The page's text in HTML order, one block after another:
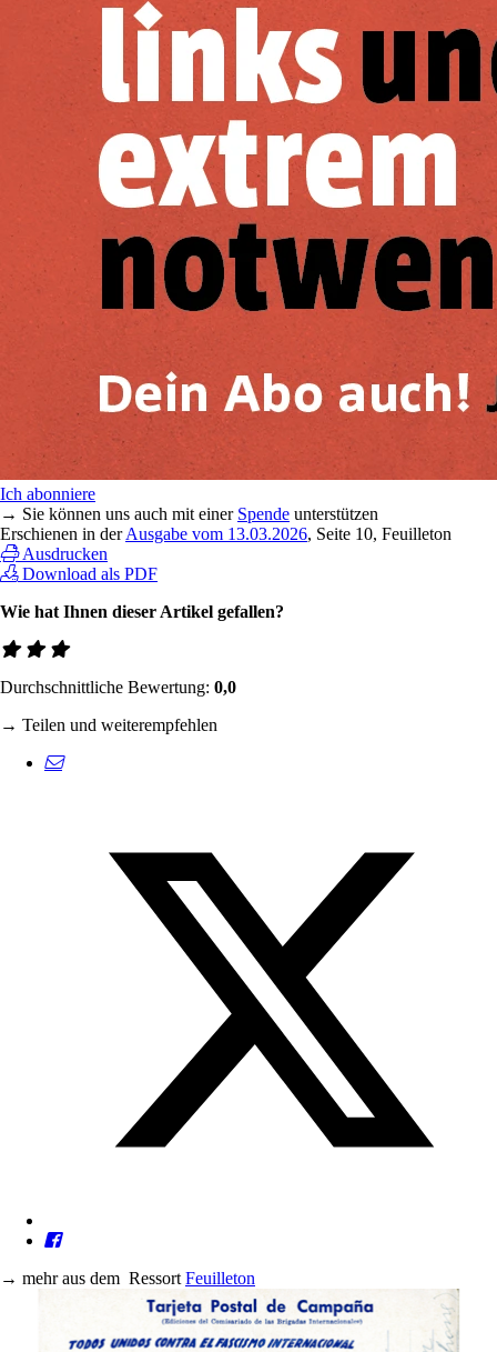
Ich abonniere
→ Sie können uns auch mit einer Spende unterstützen
Erschienen in derAusgabe vom 13.03.2026, Seite 10, Feuilleton
Ausdrucken
Download als PDF
Wie hat Ihnen dieser Artikel gefallen?
Durchschnittliche Bewertung: 0,0
→ Teilen und weiterempfehlen
→ mehr aus dem Ressort Feuilleton